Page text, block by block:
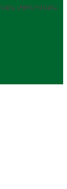
อน เขตบางบอน